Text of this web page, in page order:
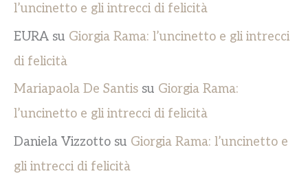
l’uncinetto e gli intrecci di felicità
EURA su Giorgia Rama: l’uncinetto e gli intrecci
di felicità
Mariapaola De Santis su Giorgia Rama:
l’uncinetto e gli intrecci di felicità
Daniela Vizzotto su Giorgia Rama: l’uncinetto e
gli intrecci di felicità